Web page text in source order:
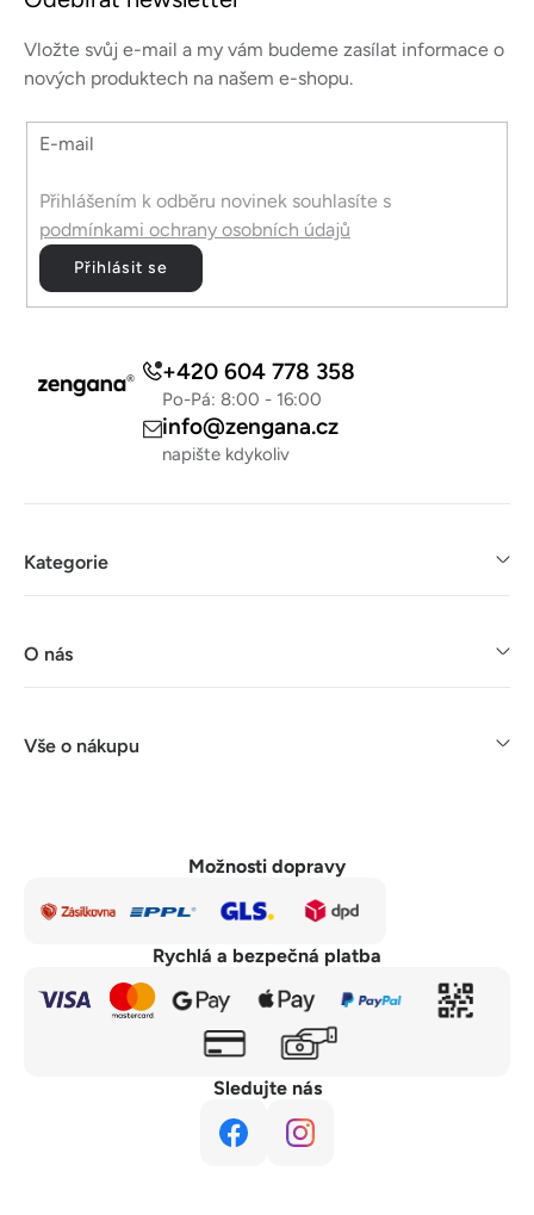
Vložte svůj e-mail a my vám budeme zasílat informace o
nových produktech na našem e-shopu.
E-mail
Přihlášením k odběru novinek souhlasíte s
podmínkami ochrany osobních údajů
Přihlásit se
+420 604 778 358
Po-Pá: 8:00 - 16:00
info@zengana.cz
napište kdykoliv
Kategorie
O nás
Vše o nákupu
Možnosti dopravy
Rychlá a bezpečná platba
Sledujte nás